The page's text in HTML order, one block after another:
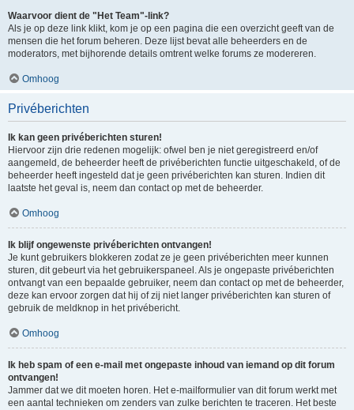
Waarvoor dient de "Het Team"-link?
Als je op deze link klikt, kom je op een pagina die een overzicht geeft van de
mensen die het forum beheren. Deze lijst bevat alle beheerders en de
moderators, met bijhorende details omtrent welke forums ze modereren.
Omhoog
Privéberichten
Ik kan geen privéberichten sturen!
Hiervoor zijn drie redenen mogelijk: ofwel ben je niet geregistreerd en/of
aangemeld, de beheerder heeft de privéberichten functie uitgeschakeld, of de
beheerder heeft ingesteld dat je geen privéberichten kan sturen. Indien dit
laatste het geval is, neem dan contact op met de beheerder.
Omhoog
Ik blijf ongewenste privéberichten ontvangen!
Je kunt gebruikers blokkeren zodat ze je geen privéberichten meer kunnen
sturen, dit gebeurt via het gebruikerspaneel. Als je ongepaste privéberichten
ontvangt van een bepaalde gebruiker, neem dan contact op met de beheerder,
deze kan ervoor zorgen dat hij of zij niet langer privéberichten kan sturen of
gebruik de meldknop in het privébericht.
Omhoog
Ik heb spam of een e-mail met ongepaste inhoud van iemand op dit forum
ontvangen!
Jammer dat we dit moeten horen. Het e-mailformulier van dit forum werkt met
een aantal technieken om zenders van zulke berichten te traceren. Het beste